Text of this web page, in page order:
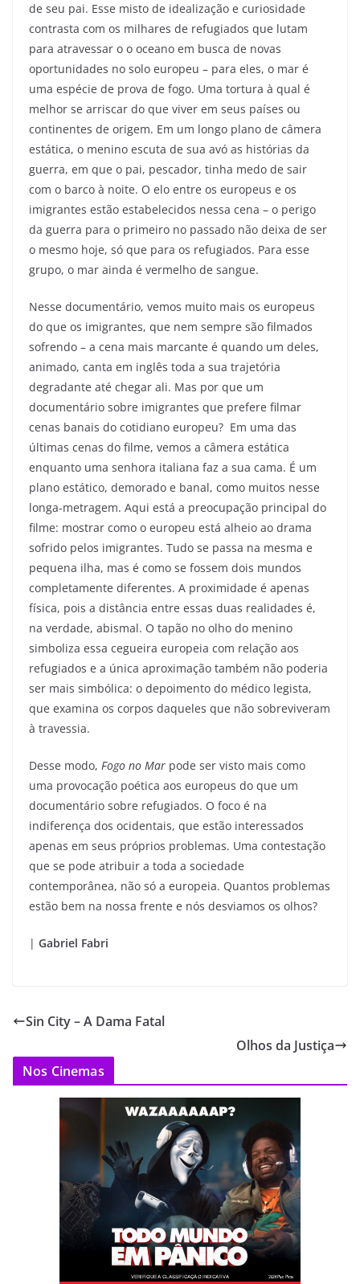
de seu pai. Esse misto de idealização e curiosidade
contrasta com os milhares de refugiados que lutam
para atravessar o o oceano em busca de novas
oportunidades no solo europeu – para eles, o mar é
uma espécie de prova de fogo. Uma tortura à qual é
melhor se arriscar do que viver em seus países ou
continentes de origem. Em um longo plano de câmera
estática, o menino escuta de sua avó as histórias da
guerra, em que o pai, pescador, tinha medo de sair
com o barco à noite. O elo entre os europeus e os
imigrantes estão estabelecidos nessa cena – o perigo
da guerra para o primeiro no passado não deixa de ser
o mesmo hoje, só que para os refugiados. Para esse
grupo, o mar ainda é vermelho de sangue.
Nesse documentário, vemos muito mais os europeus
do que os imigrantes, que nem sempre são filmados
sofrendo – a cena mais marcante é quando um deles,
animado, canta em inglês toda a sua trajetória
degradante até chegar ali. Mas por que um
documentário sobre imigrantes que prefere filmar
cenas banais do cotidiano europeu? Em uma das
últimas cenas do filme, vemos a câmera estática
enquanto uma senhora italiana faz a sua cama. É um
plano estático, demorado e banal, como muitos nesse
longa-metragem. Aqui está a preocupação principal do
filme: mostrar como o europeu está alheio ao drama
sofrido pelos imigrantes. Tudo se passa na mesma e
pequena ilha, mas é como se fossem dois mundos
completamente diferentes. A proximidade é apenas
física, pois a distância entre essas duas realidades é,
na verdade, abismal. O tapão no olho do menino
simboliza essa cegueira europeia com relação aos
refugiados e a única aproximação também não poderia
ser mais simbólica: o depoimento do médico legista,
que examina os corpos daqueles que não sobreviveram
à travessia.
Desse modo, Fogo no Mar pode ser visto mais como
uma provocação poética aos europeus do que um
documentário sobre refugiados. O foco é na
indiferença dos ocidentais, que estão interessados
apenas em seus próprios problemas. Uma contestação
que se pode atribuir a toda a sociedade
contemporânea, não só a europeia. Quantos problemas
estão bem na nossa frente e nós desviamos os olhos?
| Gabriel Fabri
Sin City – A Dama Fatal
Olhos da Justiça
Nos Cinemas